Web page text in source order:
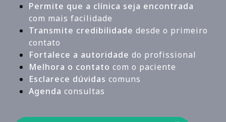
Permite que a clínica seja encontrada
com mais facilidade
Transmite credibilidade desde o primeiro
contato
Fortalece a autoridade do profissional
Melhora o contato com o paciente
Esclarece dúvidas comuns
Agenda consultas